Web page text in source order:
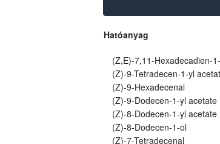
Hatóanyag
(Z,E)-7,11-Hexadecadien-
(Z)-9-Tetradecen-1-yl
(Z)-9-Hexadecenal
(Z)-9-Dodecen-1-yl acetate
(Z)-8-Dodecen-1-yl acetate
(Z)-8-Dodecen-1-ol
(Z)-7-Tetradecenal